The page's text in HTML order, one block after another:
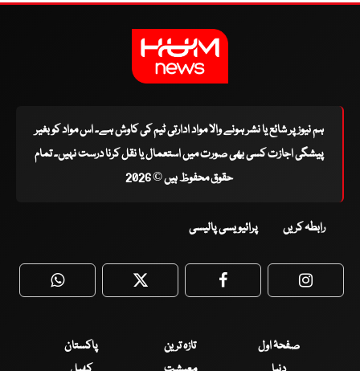
ہم نیوز پر شائع یا نشر ہونے والا مواد ادارتی ٹیم کی کاوش ہے۔ اس مواد کو بغیر
پیشگی اجازت کسی بھی صورت میں استعمال یا نقل کرنا درست نہیں۔ تمام
حقوق محفوظ ہیں © 2026
رابطہ کریں پرائیویسی پالیسی
WhatsApp Twitter Facebook
صفحۂ اول تازہ ترین
پاکستان